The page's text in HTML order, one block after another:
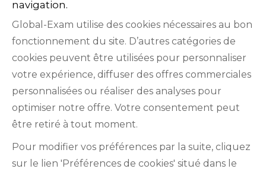
YouTube
institutions qui gèrent les examens officiels du
navigation.
Global-Exam utilise des cookies nécessaires au bon
fonctionnement du site. D’autres catégories de
cookies peuvent être utilisées pour personnaliser
votre expérience, diffuser des offres commerciales
personnalisées ou réaliser des analyses pour
optimiser notre offre. Votre consentement peut
être retiré à tout moment.
Pour modifier vos préférences par la suite, cliquez
sur le lien 'Préférences de cookies' situé dans le